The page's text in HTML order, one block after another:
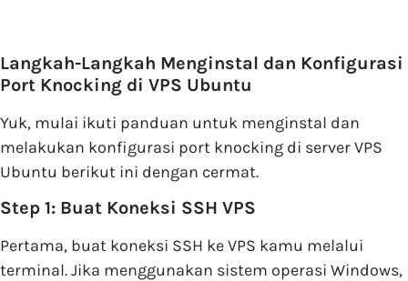
Langkah-Langkah Menginstal dan Konfigurasi
Port Knocking di VPS Ubuntu
Yuk, mulai ikuti panduan untuk menginstal dan
melakukan konfigurasi port knocking di server VPS
Ubuntu berikut ini dengan cermat.
Step 1: Buat Koneksi SSH VPS
Pertama, buat koneksi SSH ke VPS kamu melalui
terminal. Jika menggunakan sistem operasi Windows,